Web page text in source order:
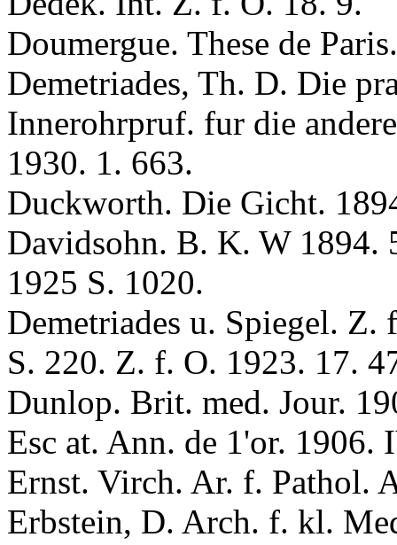
Doumergue. These de
Demetriades, Th. D. Die
Innerohrpruf. fur die
1930. 1. 663.
Duckworth. Die Gicht.
Davidsоhn. B. K. W 1894.
1925 S. 1020.
Demetriades u. Spiegel.
S. 220. Z. f. O. 1923. 17.
Dunlоp. Brit. med. Jour.
Esc at. Ann. de 1'or. 1906.
Ernst. Virch. Ar. f. Pathol.
Erbstein, D. Arch. f. kl.